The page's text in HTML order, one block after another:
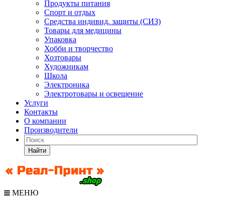
Продукты питания
Спорт и отдых
Средства индивид. защиты (СИЗ)
Товары для медицины
Упаковка
Хобби и творчество
Хозтовары
Художникам
Школа
Электроника
Электротовары и освещение
Услуги
Контакты
О компании
Производители
Найти
МЕНЮ